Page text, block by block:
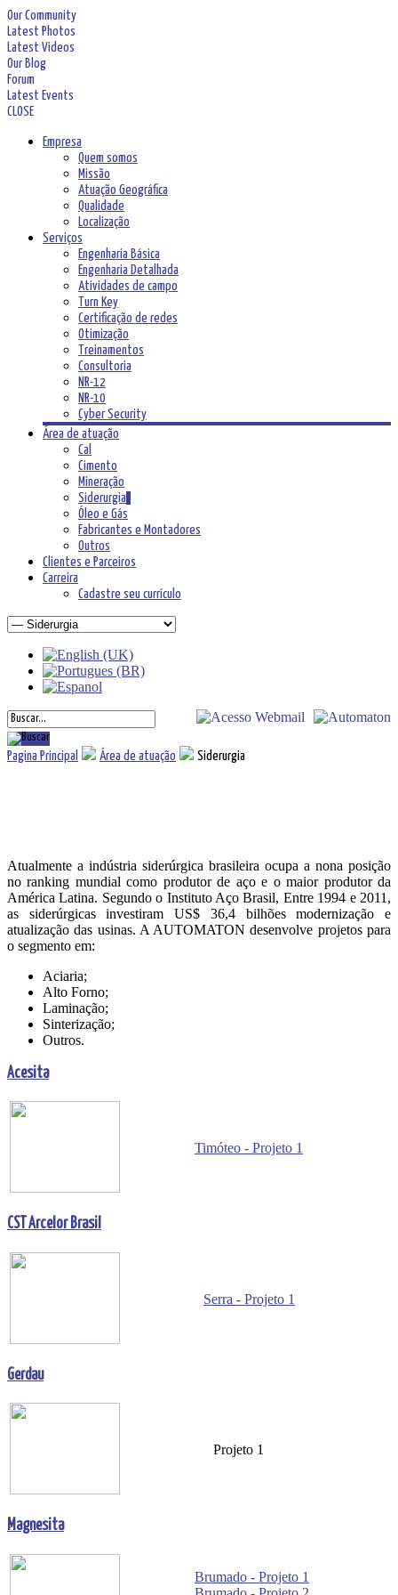
Our Community
Latest Photos
Latest Videos
Our Blog
Forum
Latest Events
CLOSE
Empresa
Quem somos
Missão
Atuação Geográfica
Qualidade
Localização
Serviços
Engenharia Básica
Engenharia Detalhada
Atividades de campo
Turn Key
Certificação de redes
Otimização
Treinamentos
Consultoria
NR-12
NR-10
Cyber Security
Área de atuação
Cal
Cimento
Mineração
Siderurgia
Óleo e Gás
Fabricantes e Montadores
Outros
Clientes e Parceiros
Carreira
Cadastre seu currículo
Pagina Principal Área de atuação Siderurgia
Atualmente a indústria siderúrgica brasileira ocupa a nona posição
no ranking mundial como produtor de aço e o maior produtor da
América Latina. Segundo o Instituto Aço Brasil, Entre 1994 e 2011,
as siderúrgicas investiram US$ 36,4 bilhões modernização e
atualização das usinas. A AUTOMATON desenvolve projetos para
o segmento em:
Aciaria;
Alto Forno;
Laminação;
Sinterização;
Outros.
Acesita
Timóteo - Projeto 1
CST Arcelor Brasil
Serra - Projeto 1
Gerdau
Projeto 1
Magnesita
Brumado - Projeto 1